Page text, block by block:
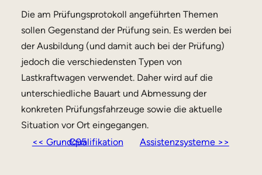
Die am Prüfungsprotokoll angeführten Themen
sollen Gegenstand der Prüfung sein. Es werden bei
der Ausbildung (und damit auch bei der Prüfung)
jedoch die verschiedensten Typen von
Lastkraftwagen verwen­det. Daher wird auf die
unterschiedliche Bauart und Abmessung der
konkreten Prüfungsfahrzeuge sowie die aktuelle
Situation vor Ort eingegangen.
<< Grundqualifikation C95
Assistenzsysteme >>